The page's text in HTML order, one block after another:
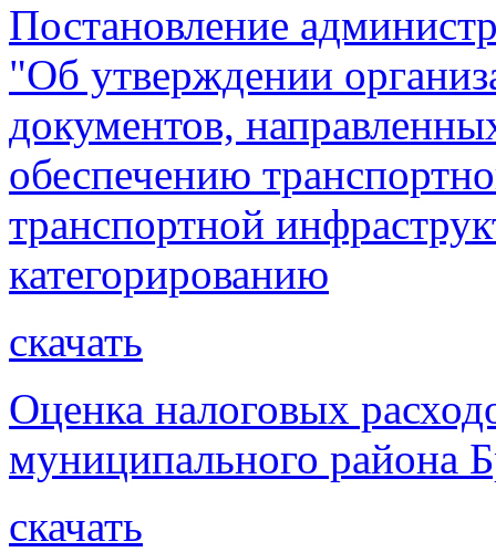
Постановление
"Об утверждении
документов,
обеспечению
транспортной
категорированию
скачать
Оценка налоговых
муниципального района
скачать